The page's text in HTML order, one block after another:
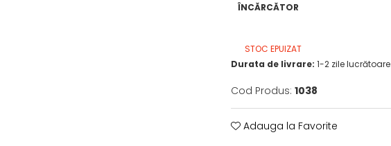
ÎNCĂRCĂTOR
STOC EPUIZAT
Durata de livrare: 1-2 zile lucrătoare
Cod Produs: 1038
Adauga la Favorite